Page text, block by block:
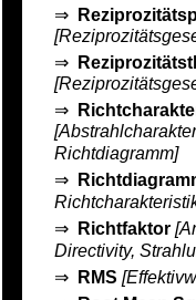
⇒
⇒
⇒
Richtdiagramm]
⇒
⇒
Richtfaktor
Directivity,
⇒
RMS